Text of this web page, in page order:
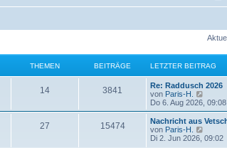
THEMEN BEITRÄGE LETZTER BEITRAG
14 3841
Re: Raddusch 2026
von Paris-H.
e
u
e
t
Do 6. Aug 2026, 09:08
27 15474
Nachricht aus
von Paris-H.
e
Di 2. Jun 2026, 09:02